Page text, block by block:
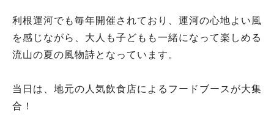
利根運河でも毎年開催されており、運河の心地よい風
を感じながら、大人も子どもも一緒になって楽しめる
流山の夏の風物詩となっています。
当日は、地元の人気飲食店によるフードブースが大集
合！